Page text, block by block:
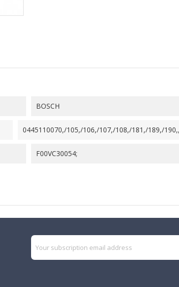
BOSCH
0445110070,/105,/106,/107,/108,/181,/189,/
F00VC30054;